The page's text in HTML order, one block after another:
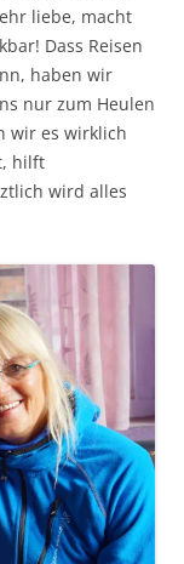
liebe, macht
Dass Reisen
haben wir
nur zum Heulen
wir es wirklich
hilft
wird alles